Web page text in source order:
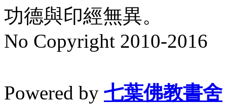
功德與印經無異。
No Copyright 2010-2016
Powered by 七葉佛教書舍